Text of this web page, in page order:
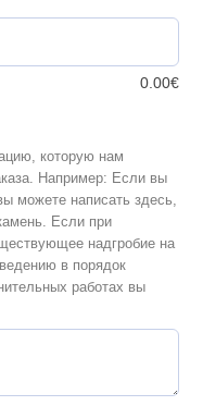
0.00€
которую нам
Например: Если вы
можете написать здесь,
Если при
надгробие на
в порядок
работах вы